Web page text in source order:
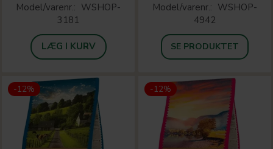
Model/varenr.: WSHOP-
3181
LÆG I KURV
Model/varenr.: WSHOP-
4942
SE PRODUKTET
-12% -12%